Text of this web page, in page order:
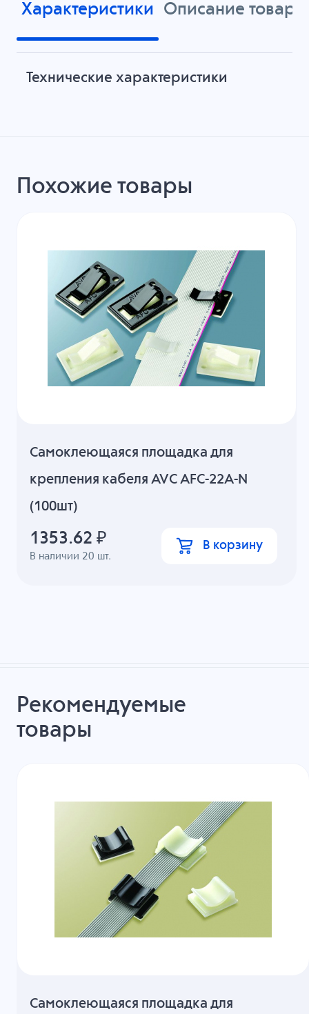
Характеристики Описание товара
Технические характеристики
Похожие товары
Cамоклеющаяся площадка для
крепления кабеля AVC AFC-22A-N
(100шт)
В наличии 20 шт.
1353.62 ₽ В корзину
Рекомендуемые
товары
Cамоклеющаяся площадка для